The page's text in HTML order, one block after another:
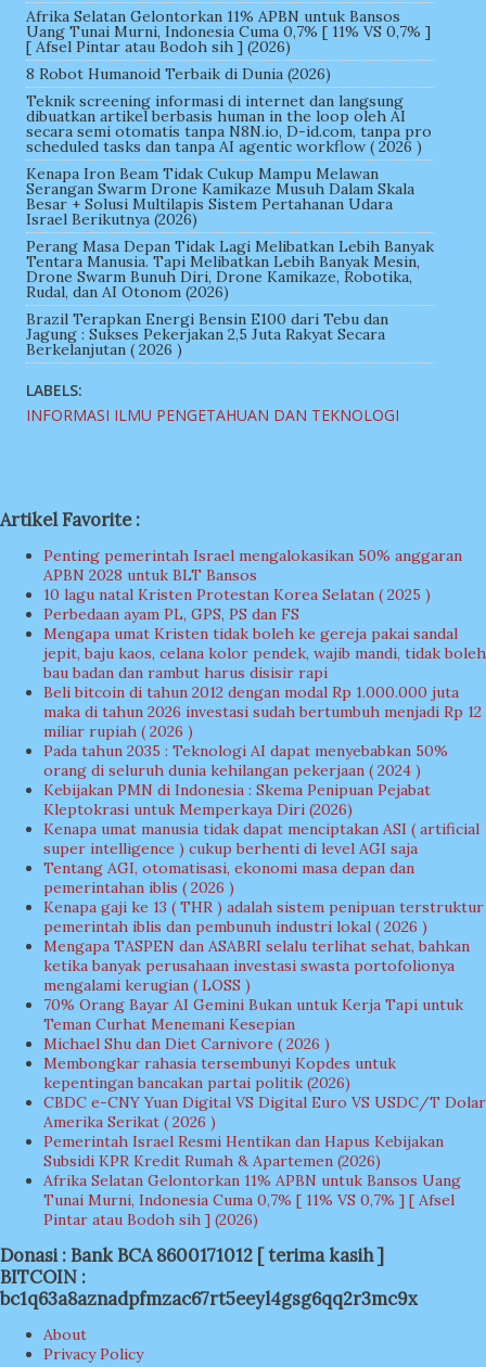
Afrika Selatan Gelontorkan 11% APBN untuk Bansos
Uang Tunai Murni, Indonesia Cuma 0,7% [ 11% VS 0,7% ]
[ Afsel Pintar atau Bodoh sih ] (2026)
8 Robot Humanoid Terbaik di Dunia (2026)
Teknik screening informasi di internet dan langsung
dibuatkan artikel berbasis human in the loop oleh AI
secara semi otomatis tanpa N8N.io, D-id.com, tanpa pro
scheduled tasks dan tanpa AI agentic workflow ( 2026 )
Kenapa Iron Beam Tidak Cukup Mampu Melawan
Serangan Swarm Drone Kamikaze Musuh Dalam Skala
Besar + Solusi Multilapis Sistem Pertahanan Udara
Israel Berikutnya (2026)
Perang Masa Depan Tidak Lagi Melibatkan Lebih Banyak
Tentara Manusia. Tapi Melibatkan Lebih Banyak Mesin,
Drone Swarm Bunuh Diri, Drone Kamikaze, Robotika,
Rudal, dan AI Otonom (2026)
Brazil Terapkan Energi Bensin E100 dari Tebu dan
Jagung : Sukses Pekerjakan 2,5 Juta Rakyat Secara
Berkelanjutan ( 2026 )
LABELS:
INFORMASI ILMU PENGETAHUAN DAN TEKNOLOGI
Artikel Favorite :
Penting pemerintah Israel mengalokasikan 50% anggaran
APBN 2028 untuk BLT Bansos
10 lagu natal Kristen Protestan Korea Selatan ( 2025 )
Perbedaan ayam PL, GPS, PS dan FS
Mengapa umat Kristen tidak boleh ke gereja pakai sandal
jepit, baju kaos, celana kolor pendek, wajib mandi, tidak boleh
bau badan dan rambut harus disisir rapi
Beli bitcoin di tahun 2012 dengan modal Rp 1.000.000 juta
maka di tahun 2026 investasi sudah bertumbuh menjadi Rp 12
miliar rupiah ( 2026 )
Pada tahun 2035 : Teknologi AI dapat menyebabkan 50%
orang di seluruh dunia kehilangan pekerjaan ( 2024 )
Kebijakan PMN di Indonesia : Skema Penipuan Pejabat
Kleptokrasi untuk Memperkaya Diri (2026)
Kenapa umat manusia tidak dapat menciptakan ASI ( artificial
super intelligence ) cukup berhenti di level AGI saja
Tentang AGI, otomatisasi, ekonomi masa depan dan
pemerintahan iblis ( 2026 )
Kenapa gaji ke 13 ( THR ) adalah sistem penipuan terstruktur
pemerintah iblis dan pembunuh industri lokal ( 2026 )
Mengapa TASPEN dan ASABRI selalu terlihat sehat, bahkan
ketika banyak perusahaan investasi swasta portofolionya
mengalami kerugian ( LOSS )
70% Orang Bayar AI Gemini Bukan untuk Kerja Tapi untuk
Teman Curhat Menemani Kesepian
Michael Shu dan Diet Carnivore ( 2026 )
Membongkar rahasia tersembunyi Kopdes untuk
kepentingan bancakan partai politik (2026)
CBDC e-CNY Yuan Digital VS Digital Euro VS USDC/T Dolar
Amerika Serikat ( 2026 )
Pemerintah Israel Resmi Hentikan dan Hapus Kebijakan
Subsidi KPR Kredit Rumah & Apartemen (2026)
Afrika Selatan Gelontorkan 11% APBN untuk Bansos Uang
Tunai Murni, Indonesia Cuma 0,7% [ 11% VS 0,7% ] [ Afsel
Pintar atau Bodoh sih ] (2026)
Donasi : Bank BCA 8600171012 [ terima kasih ]
BITCOIN :
bc1q63a8aznadpfmzac67rt5eeyl4gsg6qq2r3mc9x
About
Privacy Policy